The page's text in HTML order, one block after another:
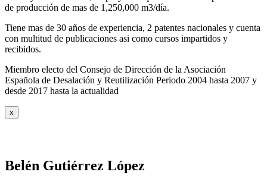
de producción de mas de 1,250,000 m3/día.
Tiene mas de 30 años de experiencia, 2 patentes nacionales y cuenta
con multitud de publicaciones asi como cursos impartidos y
recibidos.
Miembro electo del Consejo de Dirección de la Asociación
Española de Desalación y Reutilización Periodo 2004 hasta 2007 y
desde 2017 hasta la actualidad
x
Belén Gutiérrez López